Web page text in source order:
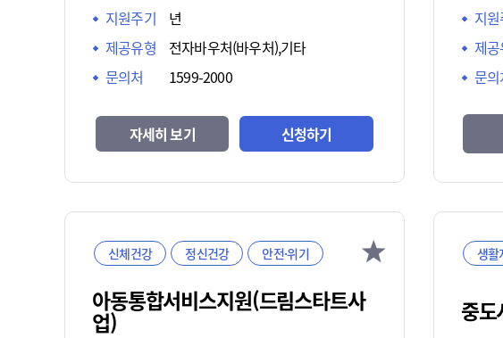
지원주기
년
제공유형
전자바우처(바우처),기타
문의처
1599-2000
자세히 보기 신청하기
지
제
문의
신체건강 정신건강 안전·위기
아동통합서비스지원(드림스타트사
업)
생활
중